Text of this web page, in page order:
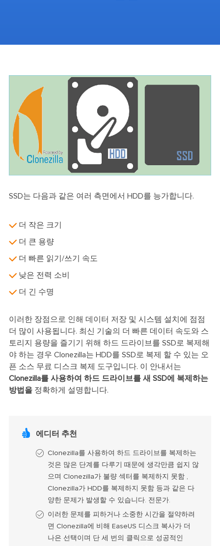
SSD는 다음과 같은 여러 측면에서 HDD를 능가합니다.
더 작은 크기
더 큰 용량
더 빠른 읽기/쓰기 속도
낮은 전력 소비
더 긴 수명
이러한 장점으로 인해 데이터 저장 및 시스템 설치에 점점
더 많이 사용됩니다. 최신 기술의 더 빠른 데이터 속도와 스
토리지 용량을 즐기기 위해 하드 드라이브를 SSD로 복제해
야 하는 경우 Clonezilla는 HDD를 SSD로 복제 할 수 있는 오
픈 소스 무료 디스크 복제 도구입니다. 이 안내서는
Clonezilla를 사용하여 하드 드라이브를 새 SSD에 복제하는
방법을정확하게 설명합니다.
 에디터 추천
Clonezilla를 사용하여 하드 드라이브를 복제하는
것은 많은 단계를 다루기 때문에 생각만큼 쉽지 않
으며 Clonezilla가 불량 섹터를 복제하지 못함 ,
Clonezilla가 HDD를 복제하지 못함 등과 같은 다
양한 문제가 발생할 수 있습니다. 전문가.
이러한 문제를 피하거나 소중한 시간을 절약하려
면 Clonezilla에 비해 EaseUS 디스크 복사가 더
나은 선택이며 단 세 번의 클릭으로 성공적인